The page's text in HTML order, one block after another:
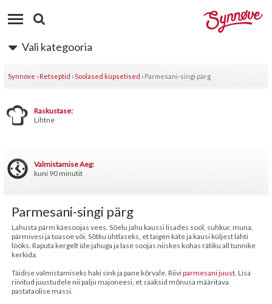
Vali kategooria
Synnove ›Retseptid ›Soolased küpsetised › Parmesani-singi pärg
Raskustase:
Lihtne
Valmistamise Aeg:
kuni 90 minutit
Parmesani-singi pärg
Lahusta pärm käesoojas vees. Sõelu jahu kaussi lisades sool, suhkur, muna,
pärmivesi ja toasoe või. Sõtku ühtlaseks, et taigen käte ja kausi küljest lahti
lööks. Raputa kergelt üle jahuga ja lase soojas niiskes kohas rätiku all tunnike
kerkida.
Täidise valmistamiseks haki sink ja pane kõrvale. Riiviparmesani juust. Lisa
riivitud juustudele nii palju majoneesi, et saaksid mõnusa määritava
pastataolise massi.